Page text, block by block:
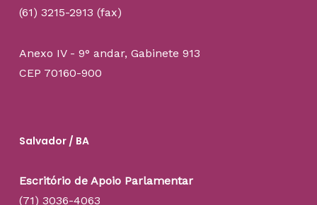
(61) 3215-2913 (fax)
Anexo IV - 9° andar, Gabinete 913
CEP 70160-900
Salvador / BA
Escritório de Apoio Parlamentar
(71) 3036-4063